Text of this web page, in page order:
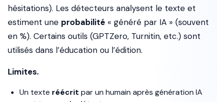
hésitations). Les détecteurs analysent le texte et
estiment une probabilité « généré par IA » (souvent
en %). Certains outils (GPTZero, Turnitin, etc.) sont
utilisés dans l’éducation ou l’édition.
Limites.
Un texte réécrit par un humain après génération IA